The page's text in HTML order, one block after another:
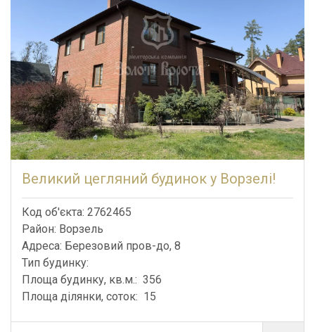
Великий цегляний будинок у Ворзелі!
Код об'єкта: 2762465
Район: Ворзель
Адреса: Березовий пров-до, 8
Тип будинку:
Площа будинку, кв.м.: 356
Площа ділянки, соток: 15